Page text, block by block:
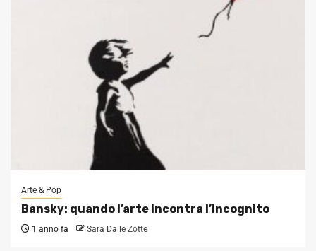
Arte & Pop
Bansky: quando l’arte incontra l’incognito
1 anno fa Sara Dalle Zotte